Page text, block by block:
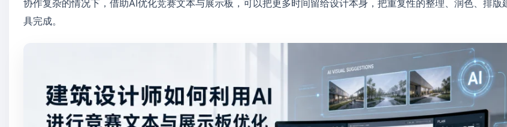
协作复杂的情况下，借助AI优化竞赛文本与展示板，可以把更多时间留给设计本身，把重复性的整理、润色、排版
具完成。